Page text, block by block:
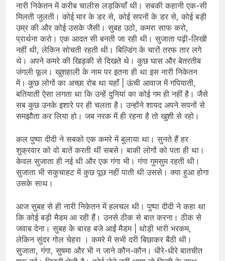
नारी निकेतन में करीब चालीस लड़कियाँ थी। सबकी कहानी एक-सी
मिलती जुलती। कोई मार के डर से, कोई सपनों के डर से, कोई बड़ी
उम्र की और कोई उसके जैसी। सुबह उठो, कमरा साफ करो,
प्रार्थना करो। एक आदत सी बनती जा रही थी। सुजाता पढ़ी-लिखी
नहीं थी, लेकिन सोचती रहती थी। बिल्डिंग के चारों तरफ तार लगे
थे। अपने कमरे की खिड़की से दिखते थे। कुछ घास और बेतरतीब
जंगली फूल। खुशहाली के नाम पर इतना ही था इस नारी निकेतन
में। कुछ लोगों का अच्छा रोब था यहाँ | ऊंची आवाज में गपियाती,
बतियाती ऐसा लगता था कि उन्हें दुनियां का कोई गम ही नहीं है। जैसे
सब कुछ उनके इशारे पर ही चलता है। उन्होंने शायद अपने सपनों से
समझौता कर लिया हो। जब नरक में ही रहना है तो खुशी से रहो।
कल पुष्पा दीदी ने सबको एक कमरे में बुलाया था। सुनते हैं हर
शुक्रवार को वो बातें करती थीं सबसे। बाकी लोगों को पता ही था।
केवल सुजाता ही नई थी और एक गंगा भी। गंगा गुमसुम रहती थी।
सुजाता भी सकुचाहट में कुछ पूछ नहीं पाती थी उससे। क्‍या हुआ होगा
उसके साथ।
आज सुबह से ही नारी निकेतन में हलचल थी। पुष्पा दीदी ने कहा था
कि कोई बड़ी मैडम आ रही हैं। उनसे ठीक से बात करना। ठीक से
जवाब देना। सुबह के बारह बजे आईं मैडम | थोड़ी भारी भरकम,
लेकिन सुंदर गोल चेहरा । कमरे में सभी दरी बिछाकर बैठी थी।
सुजाता, गंगा, सुषमा और भी न जाने कौन-कौन। धीरे-धीरे बातचीत